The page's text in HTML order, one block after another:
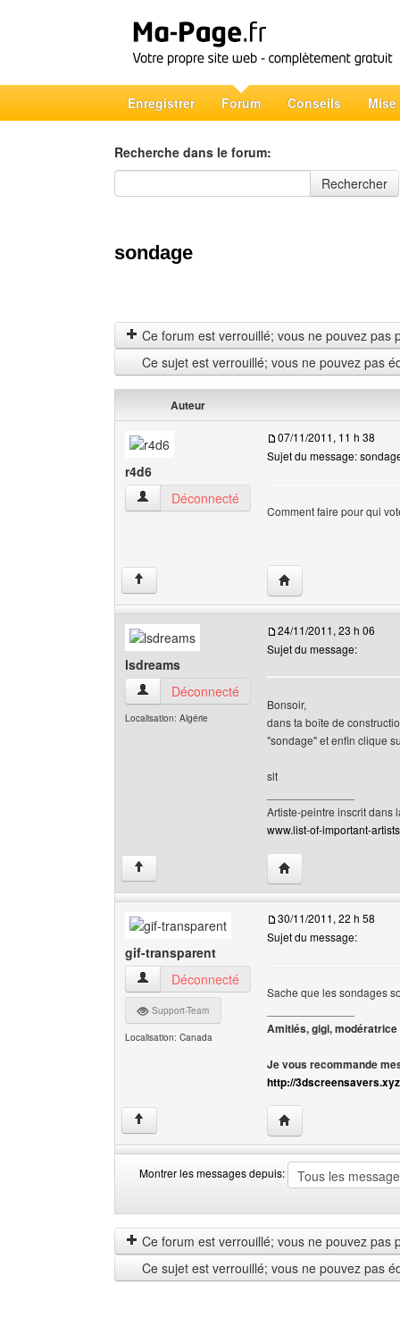
Enregistrer Forum Conseils Mise
Recherche dans le forum:
Recherche dans le forum
Rechercher
sondage
Ce forum est verrouillé; vous ne pouvez pas
Ce sujet est verrouillé; vous ne pouvez pas
Auteur
r4d6
r4d6 Voir le profil de l'utilisateur
Déconnecté
07/11/2011, 11 h 38
Sujet du message:
Comment faire pour qui
↑ Visiter le site web de
lsdreams
lsdreams Voir le profil de l'utilisateur
Déconnecté
Localisation: Algérie
24/11/2011, 23 h 06
Sujet du message:
Bonsoir,
dans ta boîte de
"sondage" et enfin clique
slt
Artiste-peintre inscrit dans
www.list-of-important-
↑ Visiter le site web
gif-transparent
gif-transparent Voir le profil de l'utilisateur
Déconnecté
Support-Team
Localisation: Canada
30/11/2011, 22 h 58
Sujet du message:
Sache que les sondages
Amitiés, gigi, modératrice
Je vous recommande
http://3dscreensavers.xyz
↑ Visiter le site web
Montrer les messages depuis:
les
messages
depuis
by
Ce forum est verrouillé; vous ne pouvez pas
Ce sujet est verrouillé; vous ne pouvez pas